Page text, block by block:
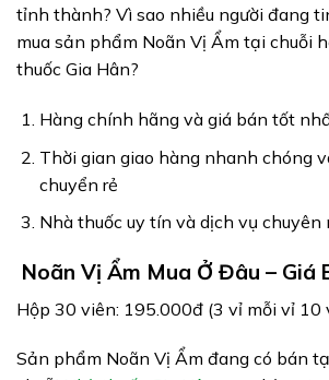
tỉnh thành? Vì sao nhiều người đang
mua sản phẩm Noãn Vị Ẩm tại chuỗi
thuốc Gia Hân?
Hàng chính hãng và giá bán tốt
Thời gian giao hàng nhanh chóng
chuyển rẻ
Nhà thuốc uy tín và dịch vụ chuyên
Noãn Vị Ẩm Mua Ở Đâu – Giá
Hộp 30 viên: 195.000đ (3 vỉ mỗi vỉ 10
Sản phẩm Noãn Vị Ẩm đang có bán